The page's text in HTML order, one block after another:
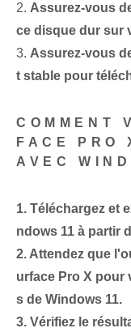
2. Assurez-vous
ce disque dur sur
3. Assurez-vous
t stable pour
COMMENT
FACE PRO
AVEC
1. Téléchargez et
ndows 11 à partir
2. Attendez que
urface Pro X pour
s de Windows 11.
3. Vérifiez le